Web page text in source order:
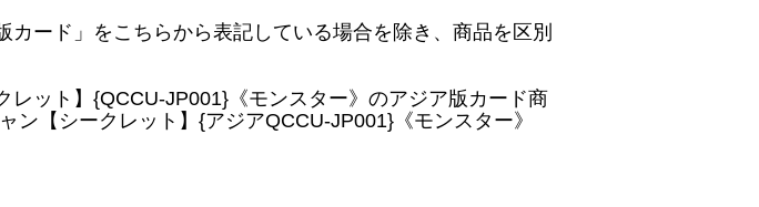
カード」をこちらから表記している場合を除き、商品を区別
レット】{QCCU-JP001}《モンスター》のアジア版カード商
【シークレット】{アジアQCCU-JP001}《モンスター》